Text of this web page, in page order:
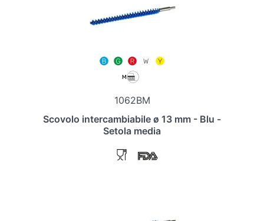
1062BM
Scovolo intercambiabile ø 13 mm - Blu -
Setola media